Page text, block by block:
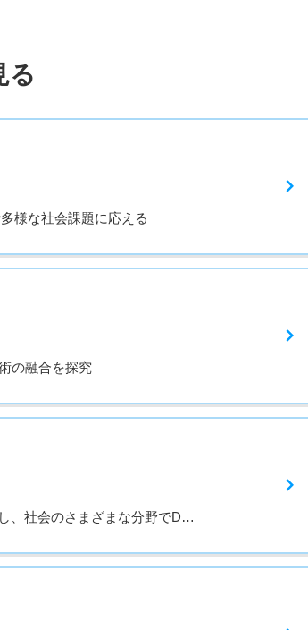
る
様な社会課題に応える
の融合を探究
、社会のさまざまな分野でD…